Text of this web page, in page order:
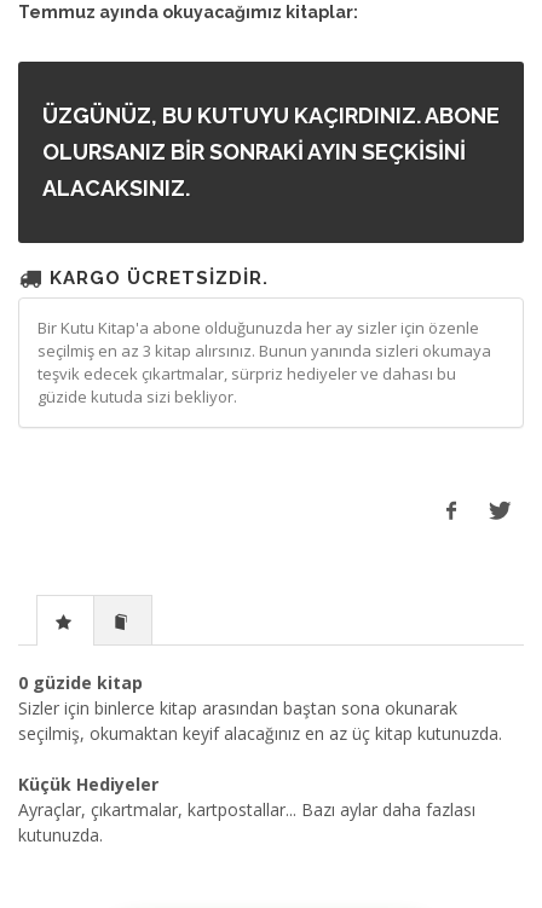
Temmuz ayında okuyacağımız kitaplar:
ÜZGÜNÜZ, BU KUTUYU KAÇIRDINIZ. ABONE
OLURSANIZ BİR SONRAKİ AYIN SEÇKİSİNİ
ALACAKSINIZ.
KARGO ÜCRETSİZDİR.
Bir Kutu Kitap'a abone olduğunuzda her ay sizler için özenle
seçilmiş en az 3 kitap alırsınız. Bunun yanında sizleri okumaya
teşvik edecek çıkartmalar, sürpriz hediyeler ve dahası bu
güzide kutuda sizi bekliyor.
0 güzide kitap
Sizler için binlerce kitap arasından baştan sona okunarak
seçilmiş, okumaktan keyif alacağınız en az üç kitap kutunuzda.
Küçük Hediyeler
Ayraçlar, çıkartmalar, kartpostallar... Bazı aylar daha fazlası
kutunuzda.